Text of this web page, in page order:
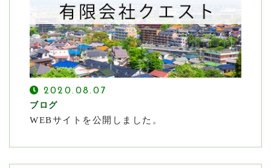
ブログ
お問い合わせ
不動産に関するどんなお悩みもおまかせください
お問い合わせフォーム
2020.08.07
ブログ
WEBサイトを公開しました。